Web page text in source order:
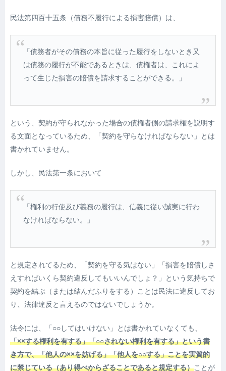
民法第四百十五条（債務不履行による損害賠償）は、
「債務者がその債務の本旨に従った履行をしないとき又
は債務の履行が不能であるときは、債権者は、これによ
って生じた損害の賠償を請求することができる。」
という、契約が守られなかった場合の債権者側の請求権を説明す
る文面となっているため、「契約を守らなければならない」とは
書かれていません。
しかし、民法第一条において
「権利の行使及び義務の履行は、信義に従い誠実に行わ
なければならない。」
と規定されてるため、「契約を守る気はない」「損害を賠償しさ
えすればいくら契約違反してもいいんでしょ？」という気持ちで
契約を結ぶ （または結んだふりをする）
ことは民法に違反してお
り、法律違反と言えるのではないでしょうか。
法令には、「○○してはいけない」とは書かれていなくても、
「××する権利を有する」「○○されない権利を有する」という書
き方で、「他人の××を妨げる」「他人を○○する」ことを実質的
に禁じている（あり得べからざることであると規定する）ことが